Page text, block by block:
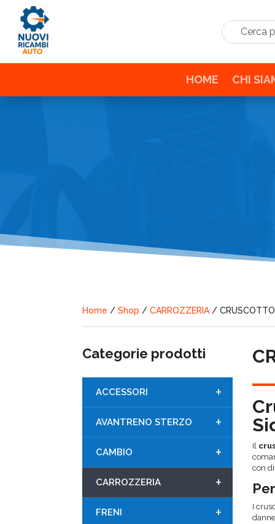
Cerca
HOME CHI
Home /Shop /CARROZZERIA / CRUSCOTTO
Categorie prodotti
+
ACCESSORI
+
AVANTRENO STERZO
+
CAMBIO
+
CARROZZERIA
+
FRENI
Il
con
I